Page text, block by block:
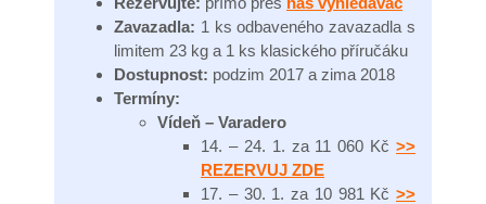
Zavazadla: 1 ks odbaveného zavazadla s
limitem 23 kg a 1 ks klasického příručáku
Dostupnost: podzim 2017 a zima 2018
Termíny:
​​​​​​​Vídeň – Varadero
14. – 24. 1. za 11 060 Kč >>
REZERVUJ ZDE
17. – 30. 1. za 10 981 Kč >>